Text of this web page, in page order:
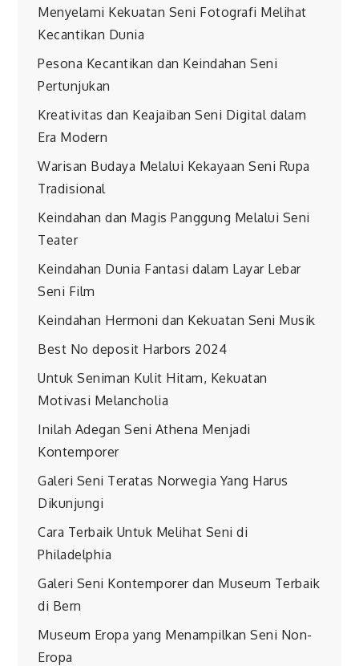
Menyelami Kekuatan Seni Fotografi Melihat
Kecantikan Dunia
Pesona Kecantikan dan Keindahan Seni
Pertunjukan
Kreativitas dan Keajaiban Seni Digital dalam
Era Modern
Warisan Budaya Melalui Kekayaan Seni Rupa
Tradisional
Keindahan dan Magis Panggung Melalui Seni
Teater
Keindahan Dunia Fantasi dalam Layar Lebar
Seni Film
Keindahan Hermoni dan Kekuatan Seni Musik
Best No deposit Harbors 2024
Untuk Seniman Kulit Hitam, Kekuatan
Motivasi Melancholia
Inilah Adegan Seni Athena Menjadi
Kontemporer
Galeri Seni Teratas Norwegia Yang Harus
Dikunjungi
Cara Terbaik Untuk Melihat Seni di
Philadelphia
Galeri Seni Kontemporer dan Museum Terbaik
di Bern
Museum Eropa yang Menampilkan Seni Non-
Eropa